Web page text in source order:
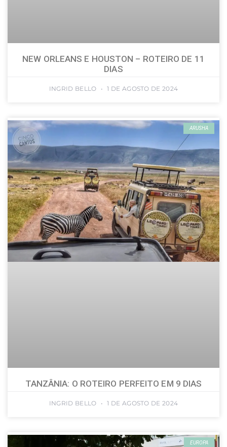
NEW ORLEANS E HOUSTON – ROTEIRO DE 11
DIAS
INGRID BELLO 1 DE AGOSTO DE 2024
ARUSHA
TANZÂNIA: O ROTEIRO PERFEITO EM 9 DIAS
INGRID BELLO 1 DE AGOSTO DE 2024
EUROPA